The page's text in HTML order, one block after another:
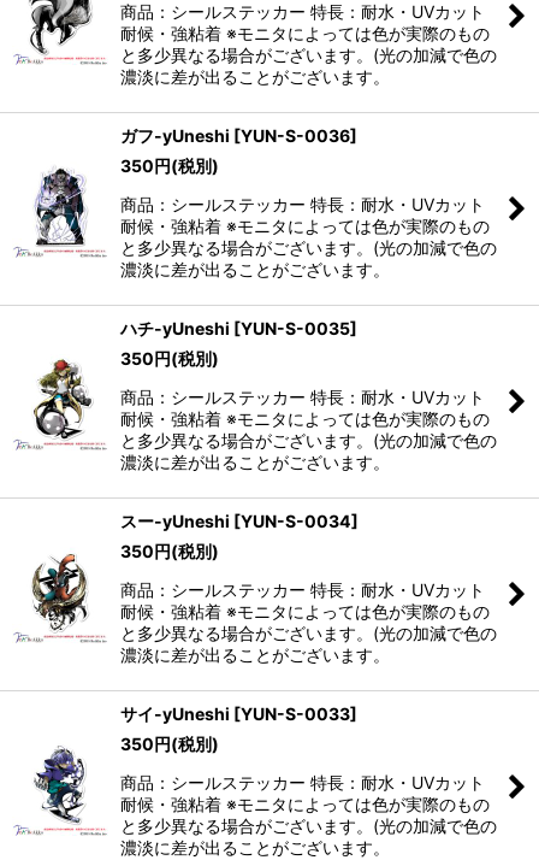
商品：シールステッカー 特長：耐水・UVカット
耐候・強粘着 ※モニタによっては色が実際のもの
と多少異なる場合がございます。(光の加減で色の
濃淡に差が出ることがございます。
ガフ-yUneshi [YUN-S-0036]
350円(税別)
商品：シールステッカー 特長：耐水・UVカット
耐候・強粘着 ※モニタによっては色が実際のもの
と多少異なる場合がございます。(光の加減で色の
濃淡に差が出ることがございます。
ハチ-yUneshi [YUN-S-0035]
350円(税別)
商品：シールステッカー 特長：耐水・UVカット
耐候・強粘着 ※モニタによっては色が実際のもの
と多少異なる場合がございます。(光の加減で色の
濃淡に差が出ることがございます。
スー-yUneshi [YUN-S-0034]
350円(税別)
商品：シールステッカー 特長：耐水・UVカット
耐候・強粘着 ※モニタによっては色が実際のもの
と多少異なる場合がございます。(光の加減で色の
濃淡に差が出ることがございます。
サイ-yUneshi [YUN-S-0033]
350円(税別)
商品：シールステッカー 特長：耐水・UVカット
耐候・強粘着 ※モニタによっては色が実際のもの
と多少異なる場合がございます。(光の加減で色の
濃淡に差が出ることがございます。